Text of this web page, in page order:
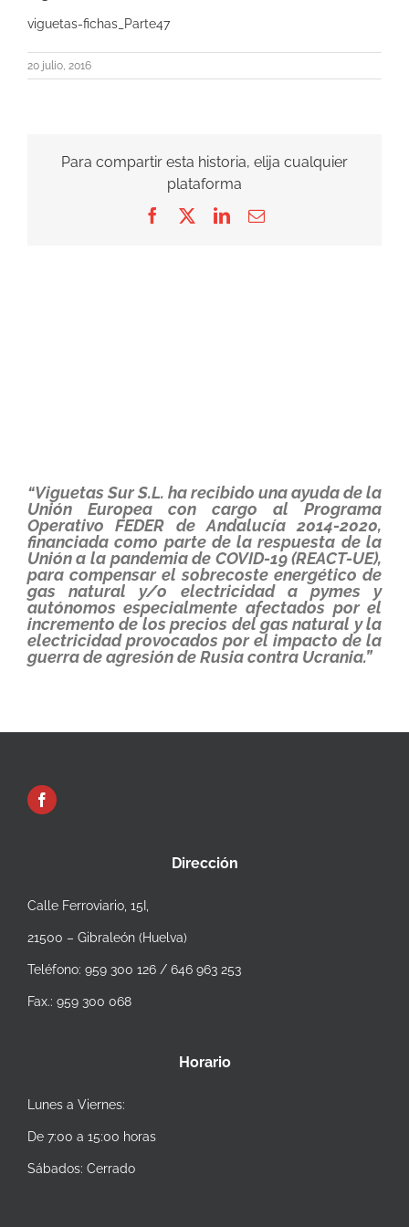
viguetas-fichas_Parte47
20 julio, 2016
Para compartir esta historia, elija cualquier
plataforma
Facebook LinkedInCorreo
“Viguetas Sur S.L. ha recibido una ayuda de la
Unión Europea con cargo al Programa
Operativo FEDER de Andalucía 2014-2020,
financiada como parte de la respuesta de la
Unión a la pandemia de COVID-19 (REACT-UE),
para compensar el sobrecoste energético de
gas natural y/o electricidad a pymes y
autónomos especialmente afectados por el
incremento de los precios del gas natural y la
electricidad provocados por el impacto de la
guerra de agresión de Rusia contra Ucrania.”
Dirección
Calle Ferroviario, 15I,
21500 – Gibraleón (Huelva)
Teléfono: 959 300 126 / 646 963 253
Fax.: 959 300 068
Horario
Lunes a Viernes:
De 7:00 a 15:00 horas
Sábados: Cerrado